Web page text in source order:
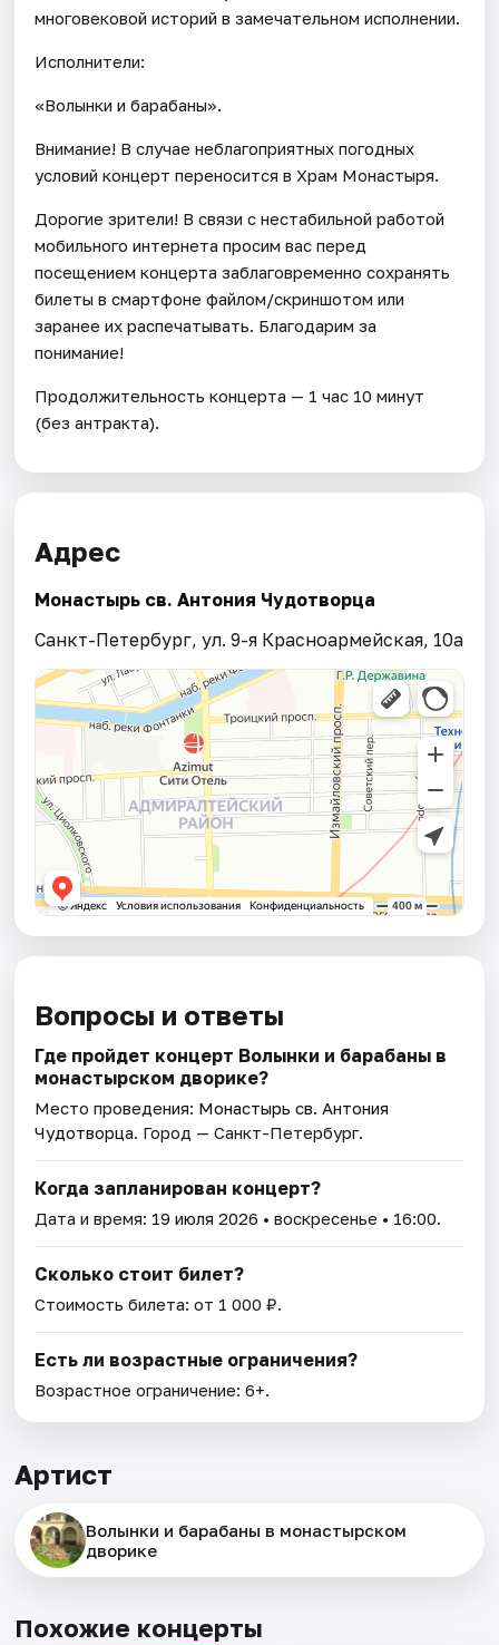
многовековой историй в замечательном исполнении.
Исполнители:
«Волынки и барабаны».
Внимание! В случае неблагоприятных погодных
условий концерт переносится в Храм Монастыря.
Дорогие зрители! В связи с нестабильной работой
мобильного интернета просим вас перед
посещением концерта заблаговременно сохранять
билеты в смартфоне файлом/скриншотом или
заранее их распечатывать. Благодарим за
понимание!
Продолжительность концерта — 1 час 10 минут
(без антракта).
Адрес
Монастырь св. Антония Чудотворца
Санкт-Петербург, ул. 9-я Красноармейская, 10а
Вопросы и ответы
Где пройдет концерт Волынки и барабаны в
монастырском дворике?
Место проведения: Монастырь св. Антония
Чудотворца. Город — Санкт-Петербург.
Когда запланирован концерт?
Дата и время: 19 июля 2026 • воскресенье • 16:00.
Сколько стоит билет?
Стоимость билета: от 1 000 ₽.
Есть ли возрастные ограничения?
Возрастное ограничение: 6+.
Артист
Волынки и барабаны в монастырском
дворике
Похожие концерты